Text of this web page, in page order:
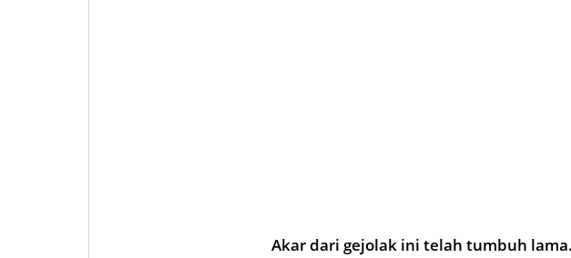
Akar dari gejolak ini telah tumbuh